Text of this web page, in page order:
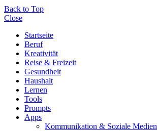
Back to Top
Close
Startseite
Beruf
Kreativität
Reise & Freizeit
Gesundheit
Haushalt
Lernen
Tools
Prompts
Apps
Kommunikation & Soziale Medien